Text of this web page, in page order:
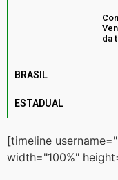
da
BRASIL
ESTADUAL
[timeline
width="100%"